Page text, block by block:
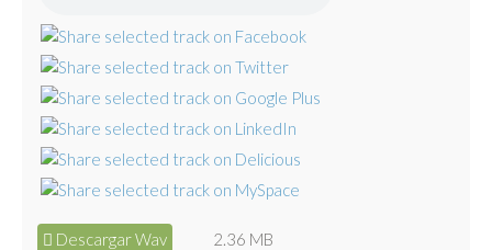
Descargar Wav 2.36 MB